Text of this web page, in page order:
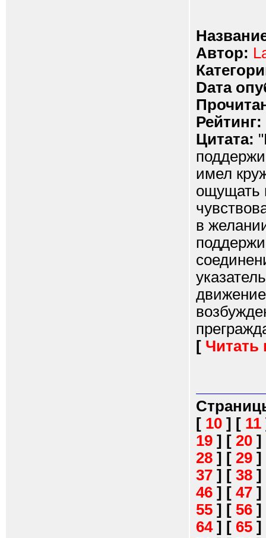
Автор:
Dата
Рейтинг:
Цитата:
имел
ощущать
в
[ Читать
[ 10 ] [ 11
19 ] [ 20 ]
28 ] [ 29 ]
37 ] [ 38 ]
46 ] [ 47 ]
55 ] [ 56 ]
64] [ 65 ]